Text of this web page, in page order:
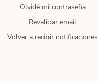
Olvidé mi contraseña
Revalidar email
Volver a recibir notificaciones